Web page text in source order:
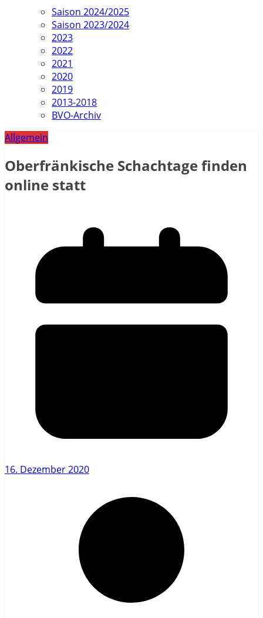
Saison 2024/2025
Saison 2023/2024
2023
2022
2021
2020
2019
2013-2018
BVO-Archiv
Allgemein
Oberfränkische Schachtage finden
online statt
16. Dezember 2020